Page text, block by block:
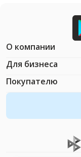
О компании
Для бизнеса
Покупателю